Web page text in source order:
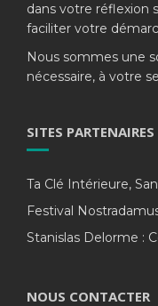
dans votre réflexion
faciliter votre
Nous sommes une
nécessaire, à votre
SITES PARTENAIRES
Ta Clé Intérieure,
Festival
Stanislas Delorme :
NOUS CONTACTER